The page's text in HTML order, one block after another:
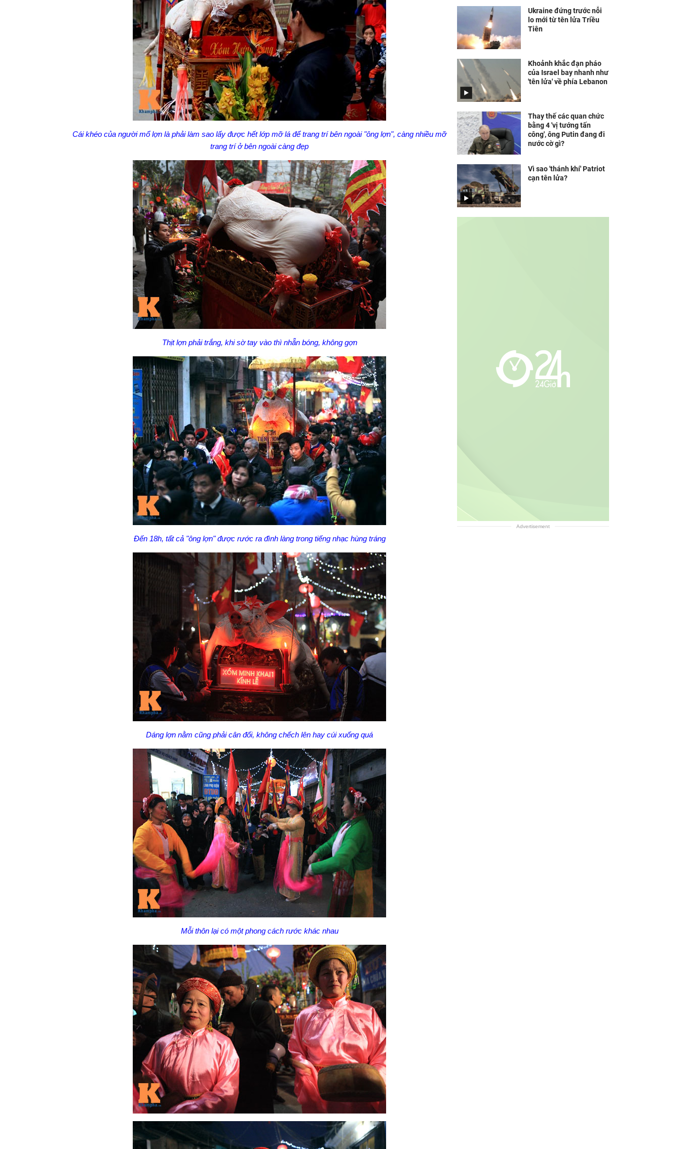
Cái khéo của người mổ lợn là phải làm sao lấy được hết lớp mỡ lá để trang trí bên ngoài "ông lợn", càng nhiều mỡ
trang trí ở bên ngoài càng đẹp
Thịt lợn phải trắng, khi sờ tay vào thì nhẵn bóng, không gợn
Đến 18h, tất cả "ông lợn" được rước ra đình làng trong tiếng nhạc hùng tráng
Dáng lợn nằm cũng phải cân đối, không chếch lên hay cúi xuống quá
Mỗi thôn lại có một phong cách rước khác nhau
Nói khó, yếu liệt nửa
người, người đàn ông bất
Ukraine đứng trước nỗi
lo mới từ tên lửa Triều
Tiên
Khoảnh khắc đạn pháo
của Israel bay nhanh như
'tên lửa' về phía Lebanon
Thay thế các quan chức
bằng 4 'vị tướng tấn
công', ông Putin đang đi
nước cờ gì?
Vì sao 'thánh khí' Patriot
cạn tên lửa?
Advertisement